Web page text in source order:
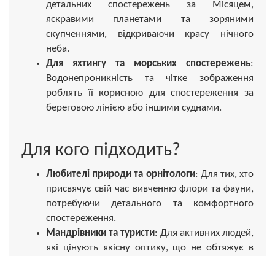
детальних спостережень за Місяцем,
яскравими планетами та зоряними
скупченнями, відкриваючи красу нічного
неба.
Для яхтингу та морських спостережень:
Водонепроникність та чітке зображення
роблять її корисною для спостереження за
береговою лінією або іншими суднами.
Для кого підходить?
Любителі природи та орнітологи: Для тих, хто
присвячує свій час вивченню флори та фауни,
потребуючи детального та комфортного
спостереження.
Мандрівники та туристи: Для активних людей,
які цінують якісну оптику, що не обтяжує в